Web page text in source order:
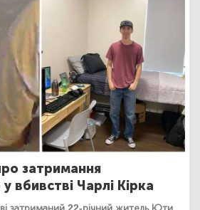
затримання
вбивстві Чарлі Кірка